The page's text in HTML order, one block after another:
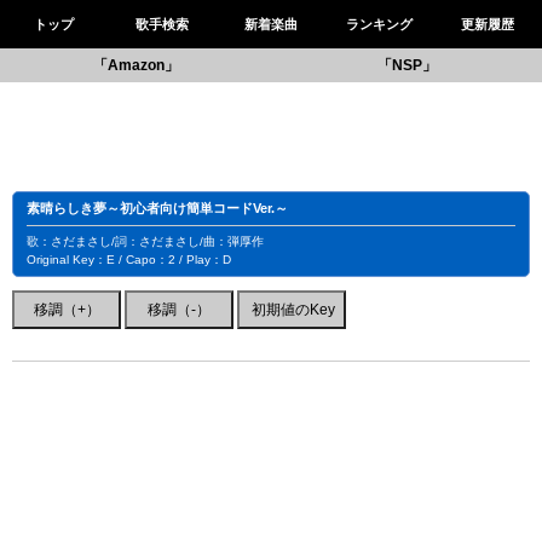
トップ 歌手検索 新着楽曲 ランキング 更新履歴
「Amazon」 「NSP」
素晴らしき夢～初心者向け簡単コードVer.～
歌：さだまさし/詞：さだまさし/曲：弾厚作
Original Key：E / Capo：2 / Play：D